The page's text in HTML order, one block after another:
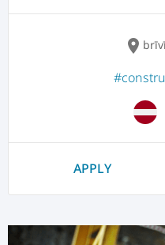
location_on
APPLY